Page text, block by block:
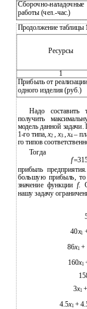
Сборочно-наладочные
работы (чел.-час.)
Продолжение таблицы
Ресурсы
1
Прибыль от реализации
одного изделия (руб.)
Надо составить
получить
модель данной
1-го типа,x2, x3 ,x4–
го типов
Тогда
f=
прибыль
большую прибыль, то
значение функции f.
нашу задачу
40x1
86x1 +
160x1
3x1
4.5x1 +